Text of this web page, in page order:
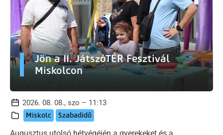
Jön a II. JátszóTÉR Fesztivál
Miskolcon
2026. 08. 08., szo – 11:13
Miskolc Szabadidő